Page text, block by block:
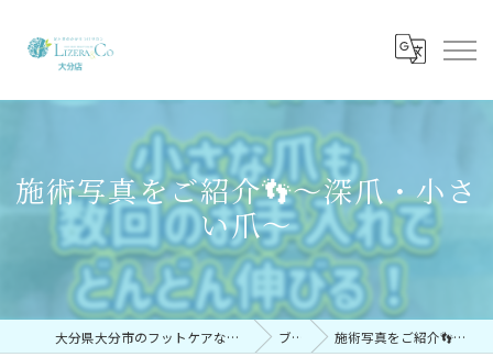
施術写真をご紹介👣〜深爪・小さ
い爪〜
大分県大分市のフットケアならリゼラアンドコー大分店 ブログ 施術写真をご紹介👣〜深爪・小さい爪〜